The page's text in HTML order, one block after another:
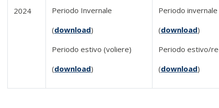
2024
Periodo Invernale
(download)
Periodo estivo (voliere)
(download)
Periodo invernale
(download)
Periodo estivo/
(download)